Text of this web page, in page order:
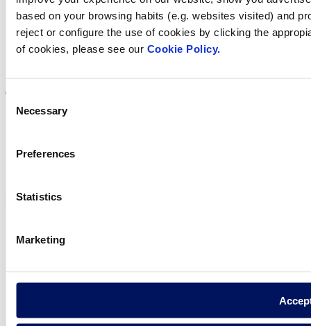
based on your browsing habits (e.g. websites visited) and
reject or configure the use of cookies by clicking the
of cookies, please see our Cookie Policy.
Consent
Selection
Necessary
Preferences
Statistics
Marketing
Política de privadesa
Fluidra S.A. 2025